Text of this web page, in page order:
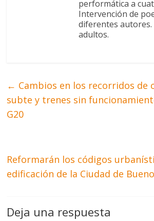
performática a
Intervención de
diferentes autores.
adultos.
← Cambios en los recorridos de
subte y trenes sin
G20
Reformarán los códigos
edificación de la Ciudad de
Deja una respuesta